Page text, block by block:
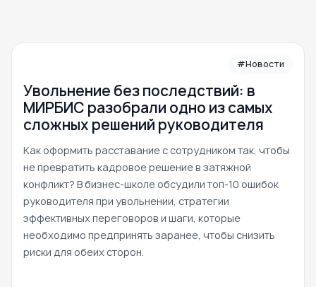
#Новости
Увольнение без последствий: в
МИРБИС разобрали одно из самых
сложных решений руководителя
Как оформить расставание с сотрудником так, чтобы
не превратить кадровое решение в затяжной
конфликт? В бизнес-школе обсудили топ-10 ошибок
руководителя при увольнении, стратегии
эффективных переговоров и шаги, которые
необходимо предпринять заранее, чтобы снизить
риски для обеих сторон.